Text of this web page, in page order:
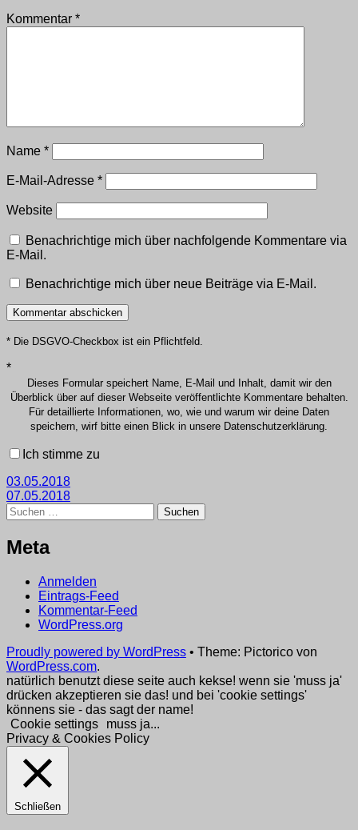
Kommentar *
Name *
E-Mail-Adresse *
Website
Benachrichtige mich über nachfolgende Kommentare via
E-Mail.
Benachrichtige mich über neue Beiträge via E-Mail.
* Die DSGVO-Checkbox ist ein Pflichtfeld.
*
Dieses Formular speichert Name, E-Mail und Inhalt, damit wir den
Überblick über auf dieser Webseite veröffentlichte Kommentare behalten.
Für detaillierte Informationen, wo, wie und warum wir deine Daten
speichern, wirf bitte einen Blick in unsere Datenschutzerklärung.
Ich stimme zu
Beitragsnavigation
03.05.2018
07.05.2018
Suchen
nach:
Meta
Anmelden
Eintrags-Feed
Kommentar-Feed
WordPress.org
Proudly powered by WordPress • Theme: Pictorico von
WordPress.com.
natürlich benutzt diese seite auch kekse! wenn sie 'muss ja'
drücken akzeptieren sie das! und bei 'cookie settings'
könnens sie - das sagt der name!
Cookie settings
muss ja...
Privacy & Cookies Policy
Schließen